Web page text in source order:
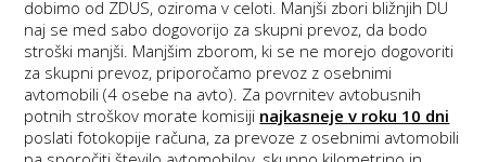
dobimo od ZDUS, oziroma v celoti. Manjši zbori bližnjih DU
naj se med sabo dogovorijo za skupni prevoz, da bodo
stroški manjši. Manjšim zborom, ki se ne morejo dogovoriti
za skupni prevoz, priporočamo prevoz z osebnimi
avtomobili (4 osebe na avto). Za povrnitev avtobusnih
potnih stroškov morate komisiji najkasneje v roku 10 dni
poslati fotokopije računa, za prevoze z osebnimi avtomobili